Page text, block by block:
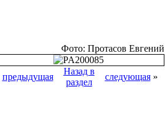
Фото: Протасов Евгений
предыдущая
Назад в
раздел
следующая»